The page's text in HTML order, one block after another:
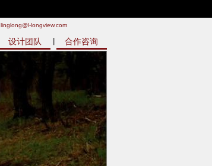
linglong@l-longview.com
设计团队 合作咨询